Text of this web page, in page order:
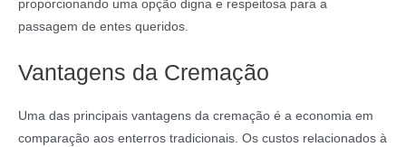
proporcionando uma opção digna e respeitosa para a
passagem de entes queridos.
Vantagens da Cremação
Uma das principais vantagens da cremação é a economia em
comparação aos enterros tradicionais. Os custos relacionados à